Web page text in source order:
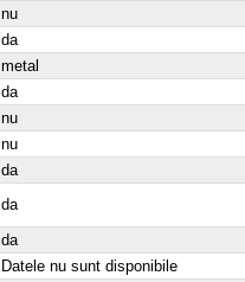
nu
da
metal
da
nu
nu
da
da
da
Datele nu sunt disponibile